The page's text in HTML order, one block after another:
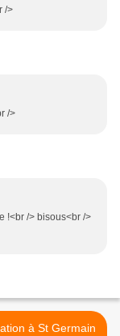
/>
/>
!<br /> bisous<br />
à St Germain